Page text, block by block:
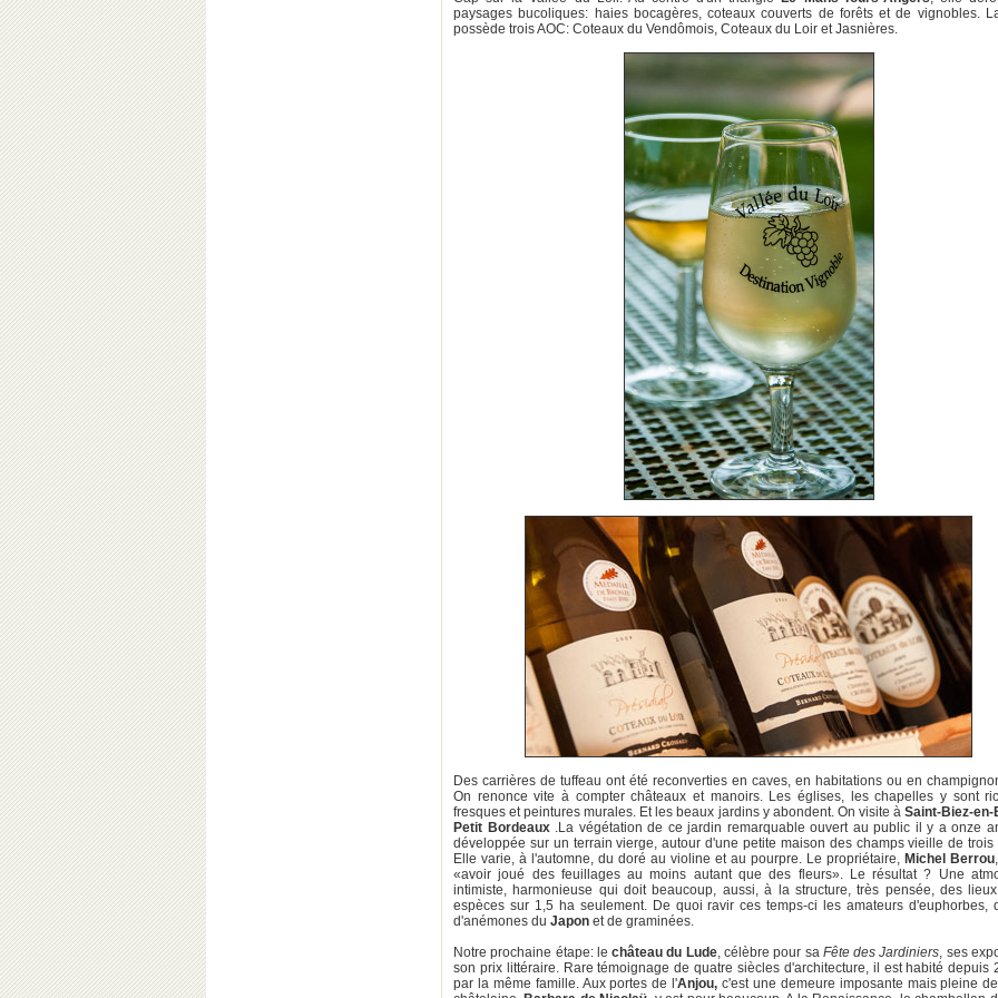
paysages bucoliques: haies bocagères, coteaux couverts de forêts et de vignobles.
possède trois AOC: Coteaux du Vendômois, Coteaux du Loir et Jasnières.
Des carrières de tuffeau ont été reconverties en caves, en habitations ou en
On renonce vite à compter châteaux et manoirs. Les églises, les chapelles y sont
fresques et peintures murales. Et les beaux jardins y abondent. On visite à Saint-Biez-en-
Petit Bordeaux.La végétation de ce jardin remarquable ouvert au public il y a onze
développée sur un terrain vierge, autour d'une petite maison des champs vieille de trois
Elle varie, à l'automne, du doré au violine et au pourpre. Le propriétaire, Michel Berrou
«avoir joué des feuillages au moins autant que des fleurs». Le résultat ? Une
intimiste, harmonieuse qui doit beaucoup, aussi, à la structure, très pensée, des
espèces sur 1,5 ha seulement. De quoi ravir ces temps-ci les amateurs d'euphorbes,
d'anémones du Japon et de graminées.
Notre prochaine étape: lechâteau du Lude, célèbre pour sa Fête des Jardiniers, ses
son prix littéraire. Rare témoignage de quatre siècles d'architecture, il est habité depuis
par la même famille. Aux portes de l'Anjou, c'est une demeure imposante mais pleine